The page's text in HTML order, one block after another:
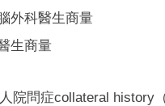
外科醫生商量
生商量
院問症collateral history